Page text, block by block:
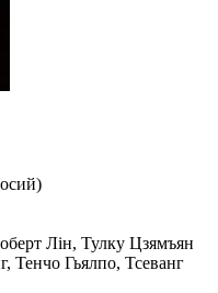
Лін, Тулку Цзямъян
Тенчо Гьялпо, Тсеванг